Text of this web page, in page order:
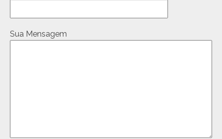
Sua Mensagem